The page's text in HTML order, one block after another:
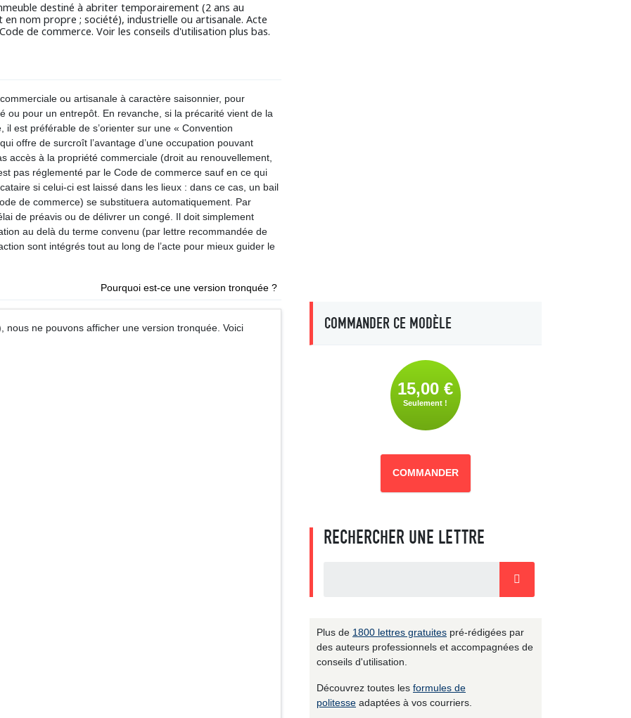
destiné à abriter temporairement (2 ans au
nom propre ; société), industrielle ou artisanale. Acte
de commerce. Voir les conseils d'utilisation plus bas.
ou artisanale à caractère saisonnier, pour
ou pour un entrepôt. En revanche, si la précarité vient de la
est préférable de s’orienter sur une « Convention
offre de surcroît l’avantage d’une occupation pouvant
accès à la propriété commerciale (droit au renouvellement,
pas réglementé par le Code de commerce sauf en ce qui
si celui-ci est laissé dans les lieux : dans ce cas, un bail
de commerce) se substituera automatiquement. Par
de préavis ou de délivrer un congé. Il doit simplement
au delà du terme convenu (par lettre recommandée de
sont intégrés tout au long de l’acte pour mieux guider le
Pourquoi est-ce une version tronquée ?
ne pouvons afficher une version tronquée. Voici
COMMANDER CE MODÈLE
15,00 €
Seulement !
COMMANDER
RECHERCHER UNE LETTRE
Plus de 1800 lettres gratuites pré-rédigées par
des auteurs professionnels et accompagnées de
conseils d'utilisation.
Découvrez toutes les formules de
politesse adaptées à vos courriers.